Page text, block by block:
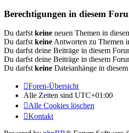
Berechtigungen in diesem
Du darfst keine neuen Themen in
Du darfst keine Antworten zu Themen
Du darfst deine Beiträge in diesem
Du darfst deine Beiträge in diesem
Du darfst keine Dateianhänge in
Foren-Übersicht
Alle Zeiten sind UTC+01:00
Alle Cookies löschen
Kontakt